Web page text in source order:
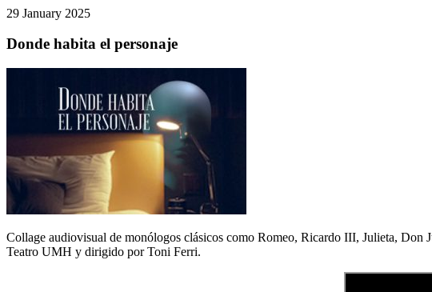
29 January 2025
Donde habita el personaje
Collage audiovisual de monólogos clásicos como Romeo, Ricardo III, Julieta,
Teatro UMH y dirigido por Toni Ferri.